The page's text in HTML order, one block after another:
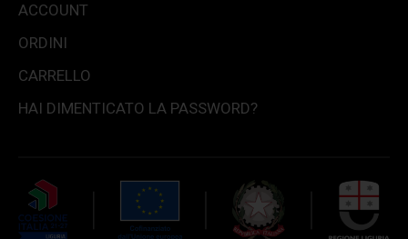
ACCOUNT
ORDINI
CARRELLO
HAI DIMENTICATO LA PASSWORD?